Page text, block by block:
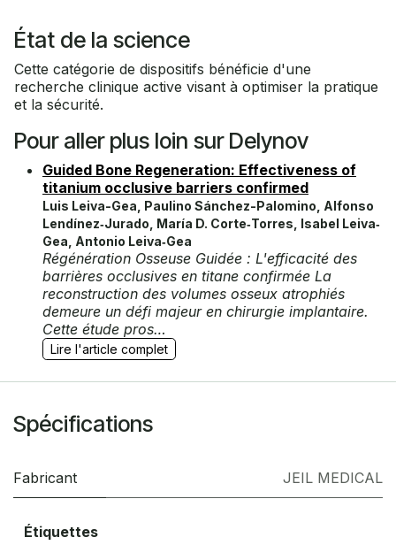
État de la science
Cette catégorie de dispositifs bénéficie d'une
recherche clinique active visant à optimiser la pratique
et la sécurité.
Pour aller plus loin sur Delynov
Guided Bone Regeneration: Effectiveness of
titanium occlusive barriers confirmed
Luis Leiva-Gea, Paulino Sánchez-Palomino, Alfonso
Lendínez‐Jurado, María D. Corte‐Torres, Isabel Leiva‐
Gea, Antonio Leiva‐Gea
Régénération Osseuse Guidée : L'efficacité des
barrières occlusives en titane confirmée La
reconstruction des volumes osseux atrophiés
demeure un défi majeur en chirurgie implantaire.
Cette étude pros…
Lire l'article complet
Spécifications
Fabricant JEIL MEDICAL
Étiquettes